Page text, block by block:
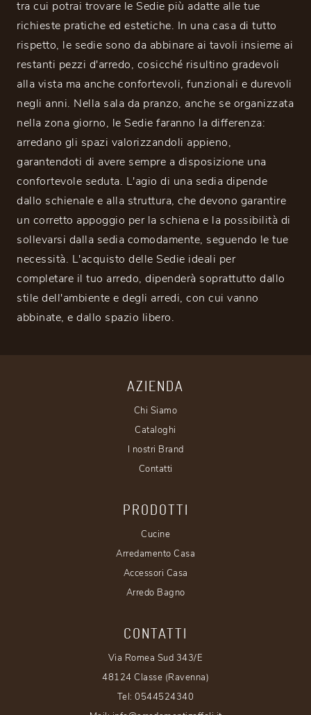
tra cui potrai trovare le Sedie più adatte alle tue
richieste pratiche ed estetiche. In una casa di tutto
rispetto, le sedie sono da abbinare ai tavoli insieme ai
restanti pezzi d'arredo, cosicché risultino gradevoli
alla vista ma anche confortevoli, funzionali e durevoli
negli anni. Nella sala da pranzo, anche se organizzata
nella zona giorno, le Sedie faranno la differenza:
arredano gli spazi valorizzandoli appieno,
garantendoti di avere sempre a disposizione una
confortevole seduta. L'agio di una sedia dipende
dallo schienale e alla struttura, che devono garantire
un corretto appoggio per la schiena e la possibilità di
sollevarsi dalla sedia comodamente, seguendo le tue
necessità. L'acquisto delle Sedie ideali per
completare il tuo arredo, dipenderà soprattutto dallo
stile dell'ambiente e degli arredi, con cui vanno
abbinate, e dallo spazio libero.
AZIENDA
Chi Siamo
Cataloghi
I nostri Brand
Contatti
PRODOTTI
Cucine
Arredamento Casa
Accessori Casa
Arredo Bagno
CONTATTI
Via Romea Sud 343/E
48124 Classe (Ravenna)
Tel:0544524340